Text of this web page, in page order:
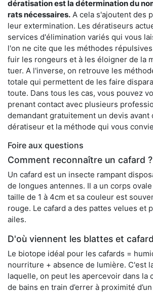
dératisation est la détermination du
rats nécessaires. A cela s'ajoutent des
leur extermination. Les dératiseurs
services d'élimination variés qui vous
l'on ne cite que les méthodes
fuir les rongeurs et à les éloigner de la
tuer. A l'inverse, on retrouve les
totale qui permettent de les faire
toute. Dans tous les cas, vous pouvez
prenant contact avec plusieurs
demandant gratuitement un devis avant
dératiseur et la méthode qui vous
Foire aux questions
Comment reconnaître un cafard ?
Un cafard est un insecte rampant
de longues antennes. Il a un corps
taille de 1 à 4cm et sa couleur est
rouge. Le cafard a des pattes velues et
ailes.
D'où viennent les blattes et
Le biotope idéal pour les cafards =
nourriture + absence de lumière. C'est
laquelle, on peut les apercevoir dans la
de bains en train d’errer à proximité